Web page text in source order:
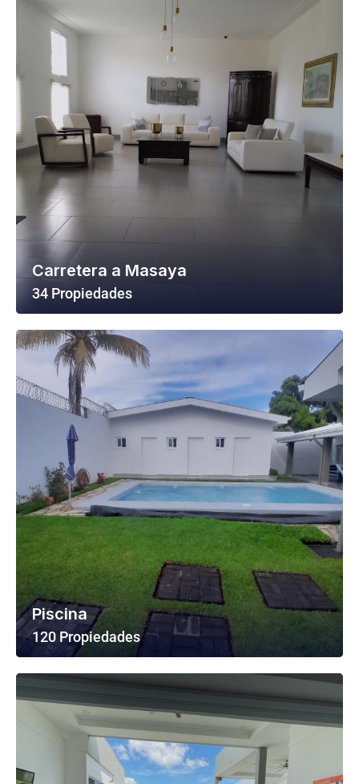
Carretera a Masaya
34 Propiedades
Ver Todas Las Propiedades
Piscina
120 Propiedades
Ver Todas Las Propiedades